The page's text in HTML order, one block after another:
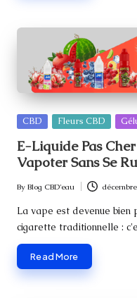
Posted
CBD Fleurs CBD
E-Liquide Pas
Vapoter Sans Se
Posted
by
By Blog CBD'eau
La vape est devenue bien
cigarette traditionnelle :
Read More